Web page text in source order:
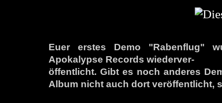
Euer erstes Demo "Rabenflug"
Apokalypse Records wiederver-
öffentlicht. Gibt es noch anderes
Album nicht auch dort veröffentlicht,